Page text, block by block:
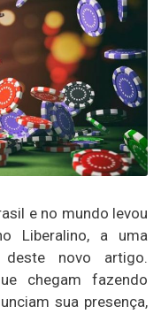
e no mundo levou
Liberalino, a uma
novo artigo.
chegam fazendo
sua presença,